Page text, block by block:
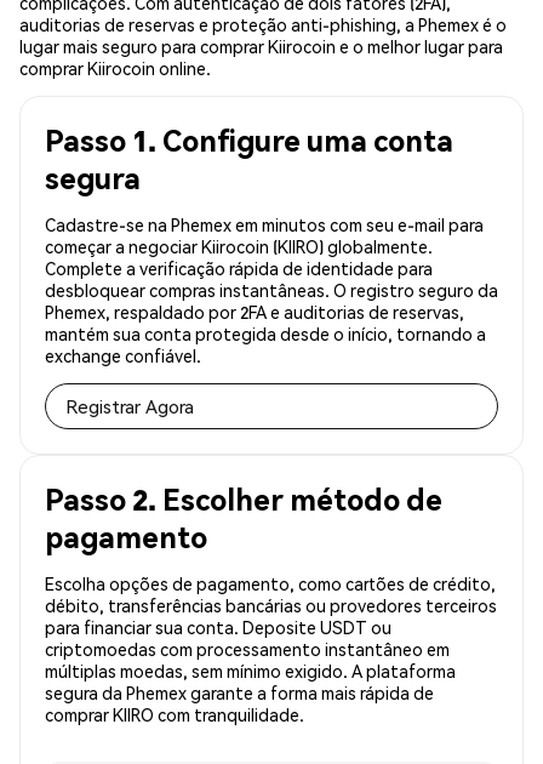
auditorias de reservas e proteção anti-phishing, a Phemex é o
lugar mais seguro para comprar Kiirocoin e o melhor lugar para
comprar Kiirocoin online.
Passo 1. Configure uma conta
segura
Cadastre-se na Phemex em minutos com seu e-mail para
começar a negociar Kiirocoin (KIIRO) globalmente.
Complete a verificação rápida de identidade para
desbloquear compras instantâneas. O registro seguro da
Phemex, respaldado por 2FA e auditorias de reservas,
mantém sua conta protegida desde o início, tornando a
exchange confiável.
Registrar Agora
Passo 2. Escolher método de
pagamento
Escolha opções de pagamento, como cartões de crédito,
débito, transferências bancárias ou provedores terceiros
para financiar sua conta. Deposite USDT ou
criptomoedas com processamento instantâneo em
múltiplas moedas, sem mínimo exigido. A plataforma
segura da Phemex garante a forma mais rápida de
comprar KIIRO com tranquilidade.